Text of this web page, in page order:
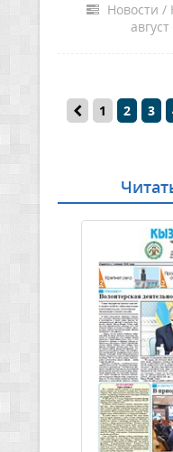
Новости /
1 2 3